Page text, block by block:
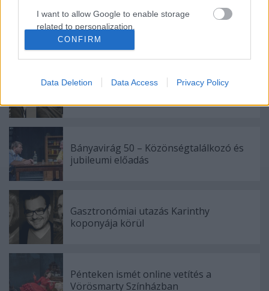
I want to allow Google to enable storage
related to personalization.
I want to allow Google to enable storage
functionality and fraud prevention, and other
CONFIRM
Data Deletion Data Access Privacy Policy
Ajánlott bejegyzések:
Különleges találkozások Zsámbékon
Bányavirág 50 – Közönségtalálkozó és
jubileumi előadás
Gasztronómiai utazás Karinthy
koponyája körül
Pénteken ismét online vetítés a
Vörösmarty Színházban